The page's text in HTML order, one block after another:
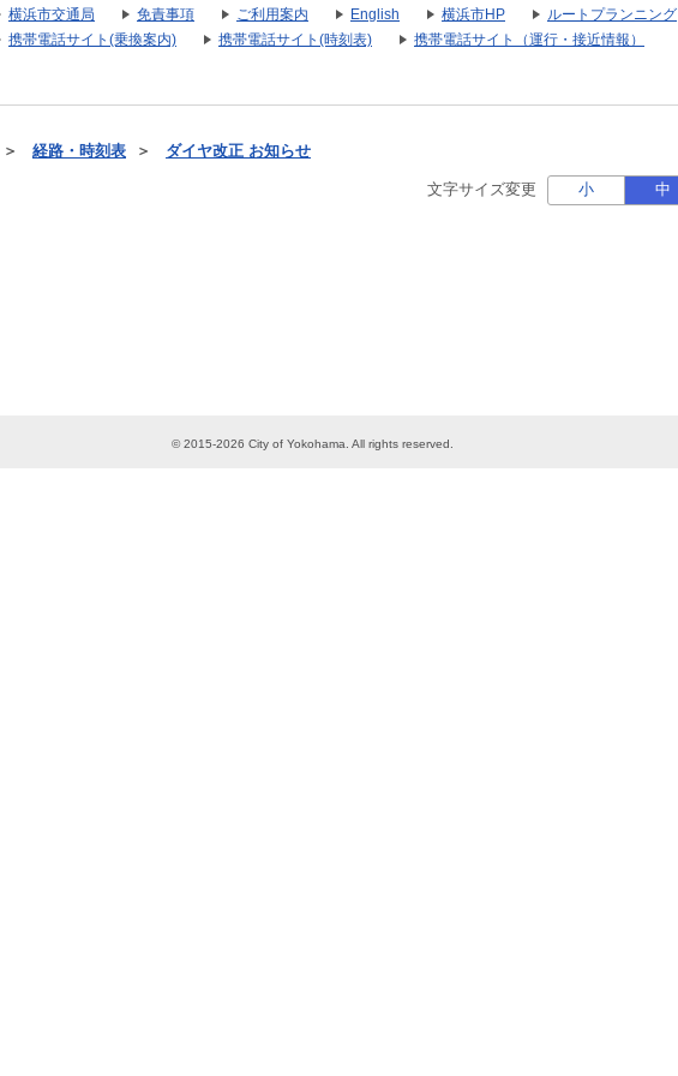
横浜市交通局 免責事項 ご利用案内 English 横浜市HP ルートプランニング
携帯電話サイト(乗換案内)
携帯電話サイト(時刻表) 携帯電話サイト（運行・接近情報）
＞ 経路・時刻表 ＞ ダイヤ改正 お知らせ
文字サイズ変更 小 中
© 2015-2026 City of Yokohama. All rights reserved.